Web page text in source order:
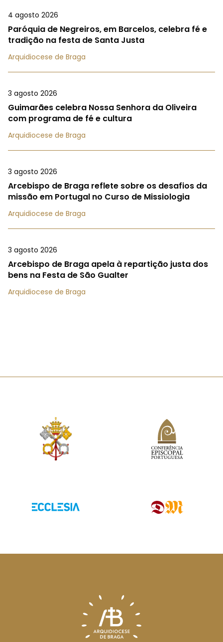
4 agosto 2026
Paróquia de Negreiros, em Barcelos, celebra fé e
tradição na festa de Santa Justa
Arquidiocese de Braga
3 agosto 2026
Guimarães celebra Nossa Senhora da Oliveira
com programa de fé e cultura
Arquidiocese de Braga
3 agosto 2026
Arcebispo de Braga reflete sobre os desafios da
missão em Portugal no Curso de Missiologia
Arquidiocese de Braga
3 agosto 2026
Arcebispo de Braga apela à repartição justa dos
bens na Festa de São Gualter
Arquidiocese de Braga